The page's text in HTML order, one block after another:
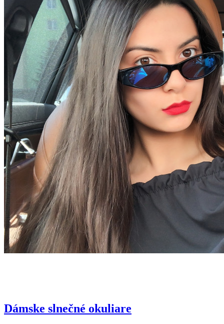
Dámske slnečné okuliare